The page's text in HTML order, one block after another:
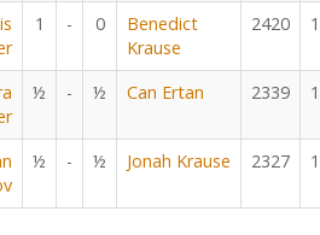
1 - 0
Benedict
Krause
2420
½ - ½ Can Ertan 2339
½ - ½ Jonah Krause 2327